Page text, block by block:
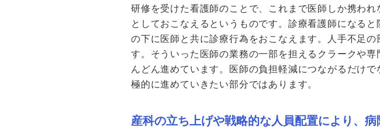
研修を受けた看護師のことで、これまで医師しか携わ
としておこなえるというものです。診療看護師になる
の下に医師と共に診療行為をおこなえます。人手不足
す。そういった医師の業務の一部を担えるクラークや
んどん進めています。医師の負担軽減につながるだけ
極的に進めていきたい部分ではあります。
産科の立ち上げや戦略的な人員配置により、